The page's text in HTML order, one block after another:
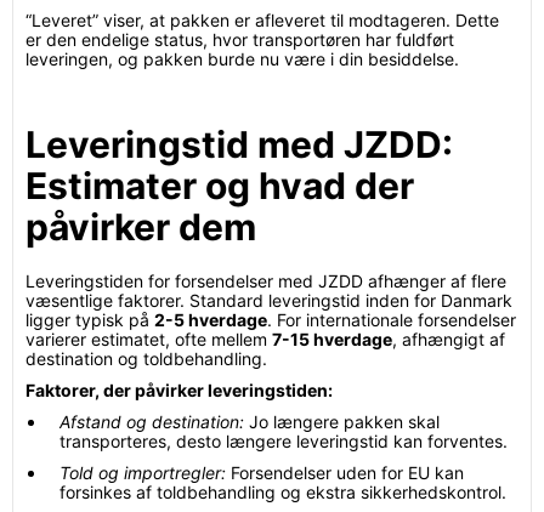
“Leveret” viser, at pakken er afleveret til modtageren. Dette
er den endelige status, hvor transportøren har fuldført
leveringen, og pakken burde nu være i din besiddelse.
Leveringstid med JZDD:
Estimater og hvad der
påvirker dem
Leveringstiden for forsendelser med JZDD afhænger af flere
væsentlige faktorer. Standard leveringstid inden for Danmark
ligger typisk på 2-5 hverdage. For internationale forsendelser
varierer estimatet, ofte mellem 7-15 hverdage, afhængigt af
destination og toldbehandling.
Faktorer, der påvirker leveringstiden:
Afstand og destination: Jo længere pakken skal
transporteres, desto længere leveringstid kan forventes.
Told og importregler: Forsendelser uden for EU kan
forsinkes af toldbehandling og ekstra sikkerhedskontrol.